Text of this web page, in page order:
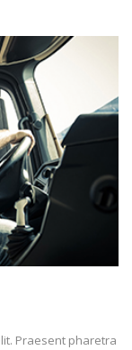
Praesent pharetra